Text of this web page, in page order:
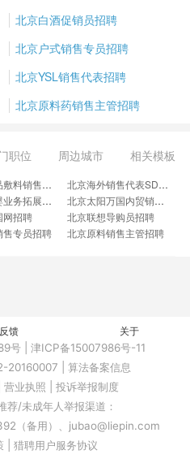
北京白酒促销员招聘
北京户式销售专员招聘
北京YSL销售代表招聘
北京原料药销售主管招聘
职位 周边城市 相关模板
北京护肤品敷料销售招聘
北京海外销售代表SDR招聘
北京泛母婴业务拓展实习生招聘
北京太阳万国内贸销售代表招聘
网招聘
北京联想导购员招聘
售专员招聘
北京原料销售主管招聘
反馈 关于